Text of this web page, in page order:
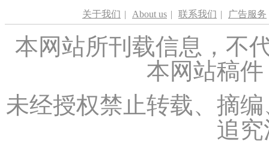
关于我们 | About us | 联系我们 | 广告服务
本网站所刊载信息，不
本网站稿
未经授权禁止转载、摘
追